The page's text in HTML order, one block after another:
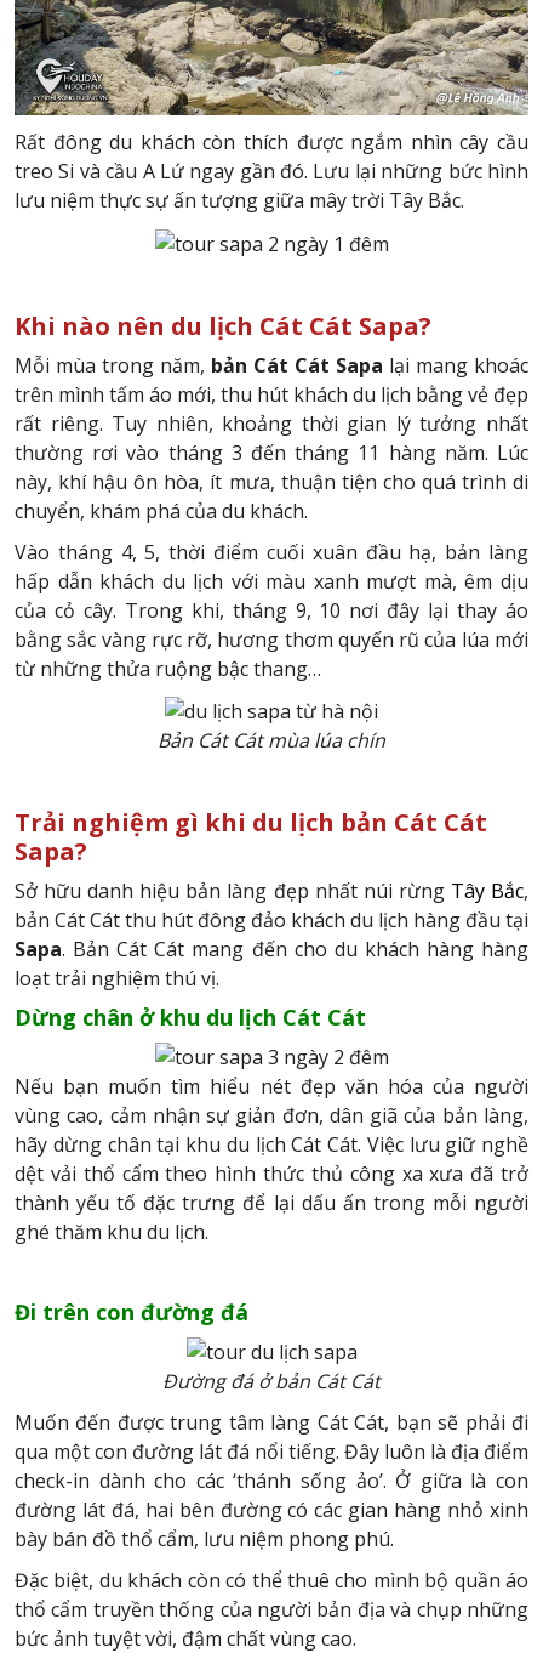
Rất đông du khách còn thích được ngắm nhìn cây cầu
treo Si và cầu A Lứ ngay gần đó. Lưu lại những bức hình
lưu niệm thực sự ấn tượng giữa mây trời Tây Bắc.
Khi nào nên du lịch Cát Cát Sapa?
Mỗi mùa trong năm, bản Cát Cát Sapa lại mang khoác
trên mình tấm áo mới, thu hút khách du lịch bằng vẻ đẹp
rất riêng. Tuy nhiên, khoảng thời gian lý tưởng nhất
thường rơi vào tháng 3 đến tháng 11 hàng năm. Lúc
này, khí hậu ôn hòa, ít mưa, thuận tiện cho quá trình di
chuyển, khám phá của du khách.
Vào tháng 4, 5, thời điểm cuối xuân đầu hạ, bản làng
hấp dẫn khách du lịch với màu xanh mượt mà, êm dịu
của cỏ cây. Trong khi, tháng 9, 10 nơi đây lại thay áo
bằng sắc vàng rực rỡ, hương thơm quyến rũ của lúa mới
từ những thửa ruộng bậc thang…
Bản Cát Cát mùa lúa chín
Trải nghiệm gì khi du lịch bản Cát Cát
Sapa?
Sở hữu danh hiệu bản làng đẹp nhất núi rừng Tây Bắc,
bản Cát Cát thu hút đông đảo khách du lịch hàng đầu tại
Sapa. Bản Cát Cát mang đến cho du khách hàng hàng
loạt trải nghiệm thú vị.
Dừng chân ở khu du lịch Cát Cát
Nếu bạn muốn tìm hiểu nét đẹp văn hóa của người
vùng cao, cảm nhận sự giản đơn, dân giã của bản làng,
hãy dừng chân tại khu du lịch Cát Cát. Việc lưu giữ nghề
dệt vải thổ cẩm theo hình thức thủ công xa xưa đã trở
thành yếu tố đặc trưng để lại dấu ấn trong mỗi người
ghé thăm khu du lịch.
Đi trên con đường đá
Đường đá ở bản Cát Cát
Muốn đến được trung tâm làng Cát Cát, bạn sẽ phải đi
qua một con đường lát đá nổi tiếng. Đây luôn là địa điểm
check-in dành cho các ‘thánh sống ảo’. Ở giữa là con
đường lát đá, hai bên đường có các gian hàng nhỏ xinh
bày bán đồ thổ cẩm, lưu niệm phong phú.
Đặc biệt, du khách còn có thể thuê cho mình bộ quần áo
thổ cẩm truyền thống của người bản địa và chụp những
bức ảnh tuyệt vời, đậm chất vùng cao.